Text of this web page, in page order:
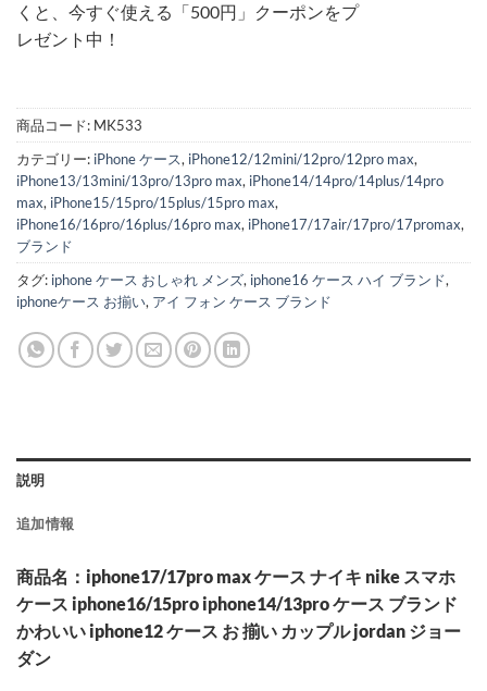
くと、今すぐ使える「500円」クーポンをプ
レゼント中！
商品コード: MK533
カテゴリー: iPhone ケース, iPhone12/12mini/12pro/12pro max,
iPhone13/13mini/13pro/13pro max, iPhone14/14pro/14plus/14pro
max, iPhone15/15pro/15plus/15pro max,
iPhone16/16pro/16plus/16pro max, iPhone17/17air/17pro/17promax,
ブランド
タグ: iphone ケース おしゃれ メンズ, iphone16 ケース ハイ ブランド,
iphoneケース お揃い, アイ フォン ケース ブランド
説明
追加情報
商品名：iphone17/17pro max ケース ナイキ nike スマホ
ケース iphone16/15pro iphone14/13pro ケース ブランド
かわいい iphone12 ケース お 揃い カップル jordan ジョー
ダン